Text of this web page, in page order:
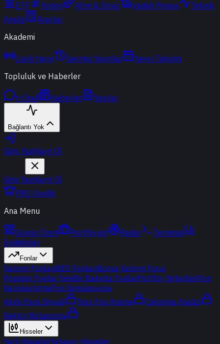
ETF
Kripto Altın & Döviz Vadeli Piyasa
Teknik
Analiz
Araçlar
Akademi
Canlı Yayın Geçmiş Yayınlar
Yayın Takvimi
Topluluk ve Haberler
t-Chat Haberler Yazılar
Bağlantı Yok
Giriş YapKayıt Ol
Giriş YapKayıt Ol
PRO Üyelik
Ana Menu
Günün Özeti Portföyüm Radar
Terminal
Endeksler
Fonlar
Yatırım FonlarıBES FonlarıBorsa Yatırım Fonu
Popüler Fonlar YeniBir Bakışta FonlarPortföy ŞirketleriFon
KarşılaştırmaFon Simülasyonu
Akıllı Para Sinyali
Ters Fon Arama
Çakışma Analizi
Sektör Rotasyonu
Hisseler
Yerli HisselerYabancı Hisseler